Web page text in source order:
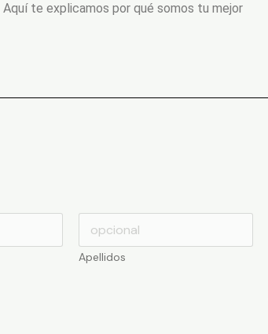
te explicamos por qué somos tu mejor
Apellidos